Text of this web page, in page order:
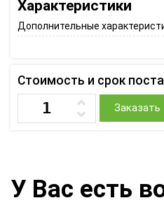
Характеристики
Дополнительные
Стоимость и срок
Заказать
У Вас есть